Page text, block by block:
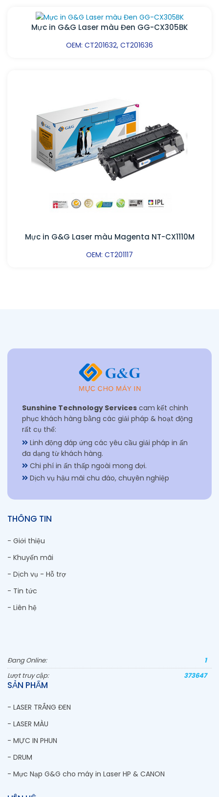
Mực in G&G Laser màu Đen GG-CX305BK
OEM: CT201632, CT201636
Mực in G&G Laser màu Magenta NT-CX1110M
OEM: CT201117
Sunshine Technology Services cam kết chinh
phục khách hàng bằng các giải pháp & hoạt động
rất cụ thể:
Linh động đáp ứng các yêu cầu giải pháp in ấn
đa dạng từ khách hàng.
Chi phí in ấn thấp ngoài mong đợi.
Dịch vụ hậu mãi chu đáo, chuyên nghiệp
THÔNG TIN
- Giới thiệu
- Khuyến mãi
- Dịch vụ - Hỗ trợ
- Tin tức
- Liên hệ
Đang Online:
1
Lượt truy cập:
373647
SẢN PHẨM
- LASER TRẮNG ĐEN
- LASER MÀU
- MỰC IN PHUN
- DRUM
- Mực Nạp G&G cho máy in Laser HP & CANON